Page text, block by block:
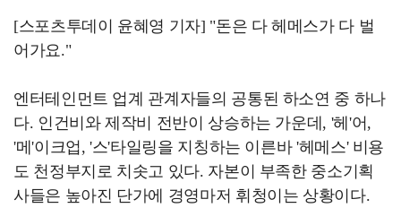
[스포츠투데이 윤혜영 기자] "돈은 다 헤메스가 다 벌
어가요."
엔터테인먼트 업계 관계자들의 공통된 하소연 중 하나
다. 인건비와 제작비 전반이 상승하는 가운데, '헤'어,
'메'이크업, '스'타일링을 지칭하는 이른바 '헤메스' 비용
도 천정부지로 치솟고 있다. 자본이 부족한 중소기획
사들은 높아진 단가에 경영마저 휘청이는 상황이다.